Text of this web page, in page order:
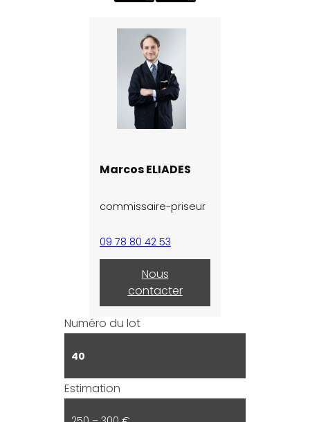
Marcos ELIADES
commissaire-priseur
09 78 80 42 53
Nous
contacter
Numéro du lot
40
Estimation